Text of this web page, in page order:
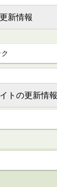
更新情報
トの更新情報